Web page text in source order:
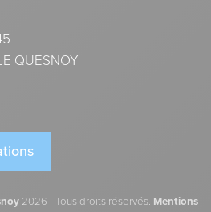
QUESNOY
2026 - Tous droits réservés. Mentions